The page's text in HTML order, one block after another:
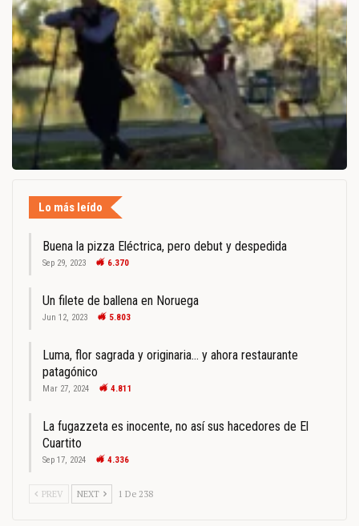
Lo más leído
Buena la pizza Eléctrica, pero debut y despedida
Sep 29, 2023 6.370
Un filete de ballena en Noruega
Jun 12, 2023 5.803
Luma, flor sagrada y originaria… y ahora restaurante
patagónico
Mar 27, 2024 4.811
La fugazzeta es inocente, no así sus hacedores de El
Cuartito
Sep 17, 2024 4.336
PREV NEXT 1 De 238